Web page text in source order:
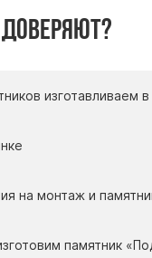
изготавливаем в
на монтаж и
памятник